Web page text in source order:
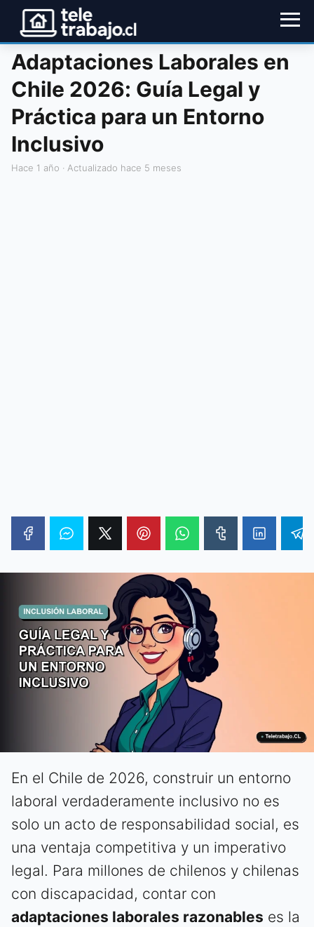
Adaptaciones Laborales en
Chile 2026: Guía Legal y
Práctica para un Entorno
Inclusivo
hace 1 año · Actualizado hace 5 meses
En el Chile de 2026, construir un entorno
laboral verdaderamente inclusivo no es
solo un acto de responsabilidad social, es
una ventaja competitiva y un imperativo
legal. Para millones de chilenos y chilenas
con discapacidad, contar con
adaptaciones laborales razonables es la